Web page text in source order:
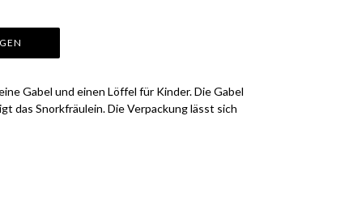
Gabel und einen Löffel für Kinder. Die Gabel
das Snorkfräulein. Die Verpackung lässt sich